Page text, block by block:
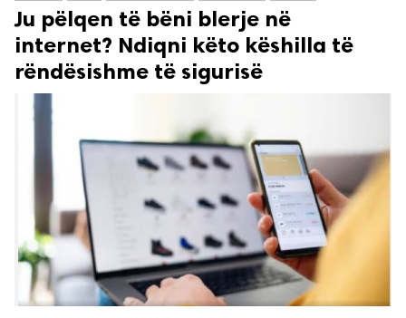
Ju pëlqen të bëni blerje në
internet? Ndiqni këto këshilla të
rëndësishme të sigurisë